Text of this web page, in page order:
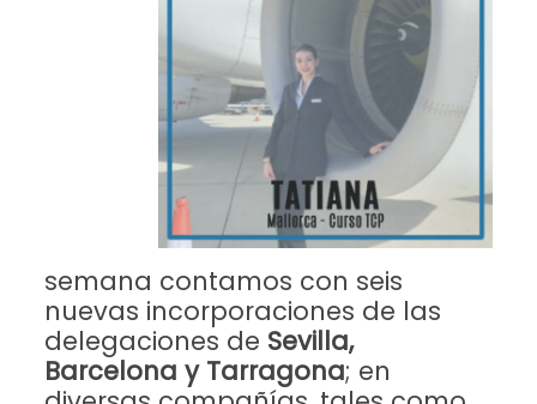
semana contamos con seis
nuevas incorporaciones de las
delegaciones de Sevilla,
Barcelona y Tarragona; en